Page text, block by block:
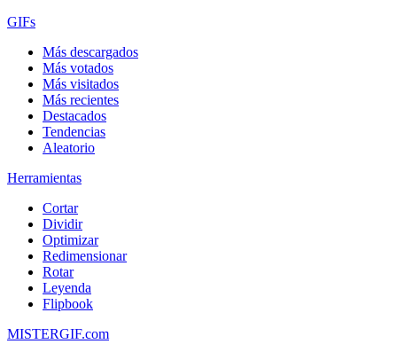
GIFs
Más descargados
Más votados
Más visitados
Más recientes
Destacados
Tendencias
Aleatorio
Herramientas
Cortar
Dividir
Optimizar
Redimensionar
Rotar
Leyenda
Flipbook
MISTERGIF.com